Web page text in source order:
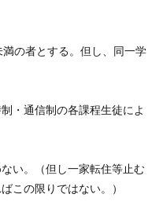
の者とする。但し、同一学
・通信制の各課程生徒によ
い。（但し一家転住等止む
この限りではない。）